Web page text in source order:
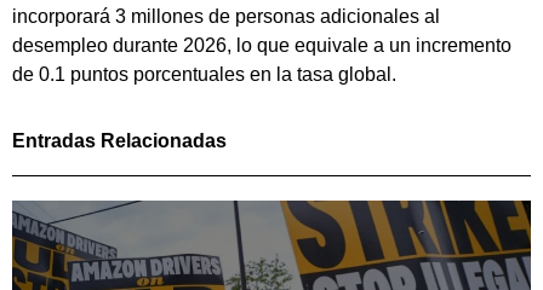
incorporará 3 millones de personas adicionales al
desempleo durante 2026, lo que equivale a un incremento
de 0.1 puntos porcentuales en la tasa global.
Entradas Relacionadas